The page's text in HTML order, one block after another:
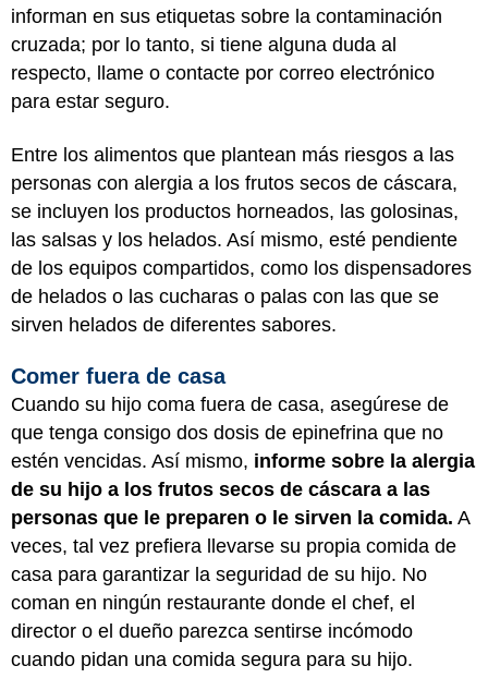
informan en sus etiquetas sobre la contaminación
cruzada; por lo tanto, si tiene alguna duda al
respecto, llame o contacte por correo electrónico
para estar seguro.
Entre los alimentos que plantean más riesgos a las
personas con alergia a los frutos secos de cáscara,
se incluyen los productos horneados, las golosinas,
las salsas y los helados. Así mismo, esté pendiente
de los equipos compartidos, como los dispensadores
de helados o las cucharas o palas con las que se
sirven helados de diferentes sabores.
Comer fuera de casa
Cuando su hijo coma fuera de casa, asegúrese de
que tenga consigo dos dosis de epinefrina que no
estén vencidas. Así mismo, informe sobre la alergia
de su hijo a los frutos secos de cáscara a las
personas que le preparen o le sirven la comida. A
veces, tal vez prefiera llevarse su propia comida de
casa para garantizar la seguridad de su hijo. No
coman en ningún restaurante donde el chef, el
director o el dueño parezca sentirse incómodo
cuando pidan una comida segura para su hijo.